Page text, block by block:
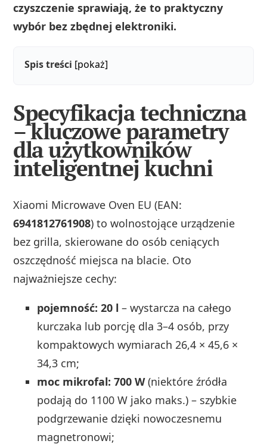
czyszczenie sprawiają, że to praktyczny
wybór bez zbędnej elektroniki.
Spis treści [pokaż]
Specyfikacja techniczna
– kluczowe parametry
dla użytkowników
inteligentnej kuchni
Xiaomi Microwave Oven EU (EAN:
6941812761908) to wolnostojące urządzenie
bez grilla, skierowane do osób ceniących
oszczędność miejsca na blacie. Oto
najważniejsze cechy:
pojemność: 20 l – wystarcza na całego
kurczaka lub porcję dla 3–4 osób, przy
kompaktowych wymiarach 26,4 × 45,6 ×
34,3 cm;
moc mikrofal: 700 W(niektóre źródła
podają do 1100 W jako maks.) – szybkie
podgrzewanie dzięki nowoczesnemu
magnetronowi;